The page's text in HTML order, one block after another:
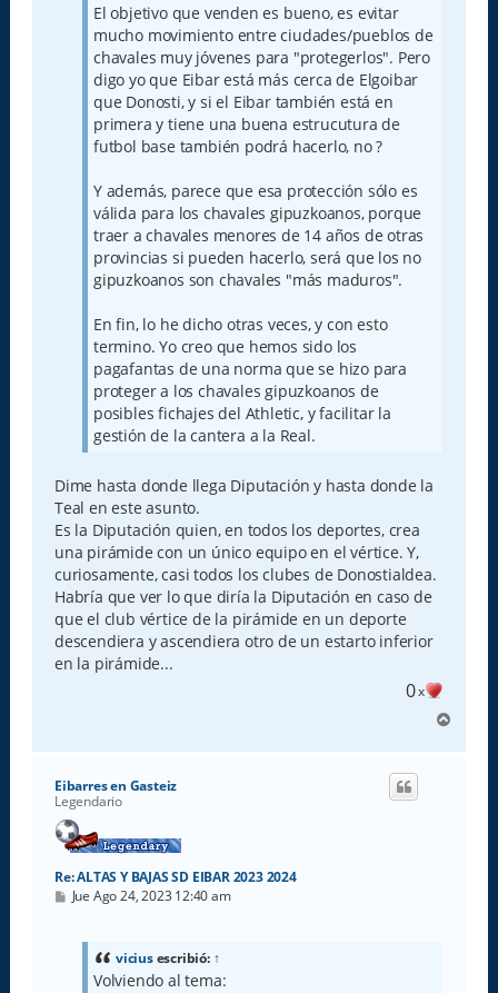
El objetivo que venden es bueno, es evitar
mucho movimiento entre ciudades/pueblos de
chavales muy jóvenes para "protegerlos". Pero
digo yo que Eibar está más cerca de Elgoibar
que Donosti, y si el Eibar también está en
primera y tiene una buena estrucutura de
futbol base también podrá hacerlo, no ?
Y además, parece que esa protección sólo es
válida para los chavales gipuzkoanos, porque
traer a chavales menores de 14 años de otras
provincias si pueden hacerlo, será que los no
gipuzkoanos son chavales "más maduros".
En fin, lo he dicho otras veces, y con esto
termino. Yo creo que hemos sido los
pagafantas de una norma que se hizo para
proteger a los chavales gipuzkoanos de
posibles fichajes del Athletic, y facilitar la
gestión de la cantera a la Real.
Dime hasta donde llega Diputación y hasta donde la
Teal en este asunto.
Es la Diputación quien, en todos los deportes, crea
una pirámide con un único equipo en el vértice. Y,
curiosamente, casi todos los clubes de Donostialdea.
Habría que ver lo que diría la Diputación en caso de
que el club vértice de la pirámide en un deporte
descendiera y ascendiera otro de un estarto inferior
en la pirámide...
0x
r
Eibarres en Gasteiz
Legendario
Re: ALTAS Y BAJAS SD EIBAR 2023 2024
M
Jue Ago 24, 2023 12:40 am
viciusescribió: ↑
Volviendo al tema: